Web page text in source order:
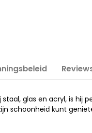
glas en acryl, is
schoonheid kunt